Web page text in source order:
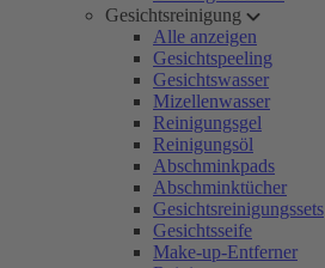
Gesichtsreinigung
Alle anzeigen
Gesichtspeeling
Gesichtswasser
Mizellenwasser
Reinigungsgel
Reinigungsöl
Abschminkpads
Abschminktücher
Gesichtsreinigungssets
Gesichtsseife
Make-up-Entferner